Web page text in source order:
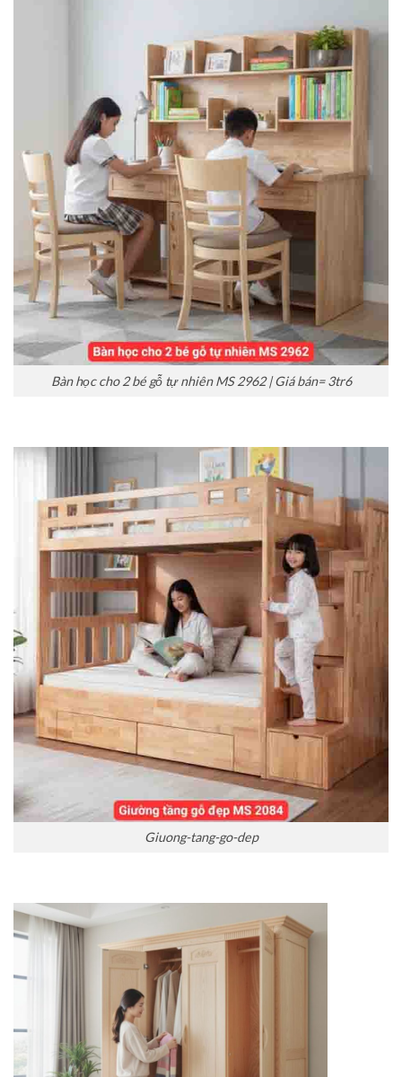
Bàn học cho 2 bé gỗ tự nhiên MS 2962 | Giá bán= 3tr6
Giuong-tang-go-dep